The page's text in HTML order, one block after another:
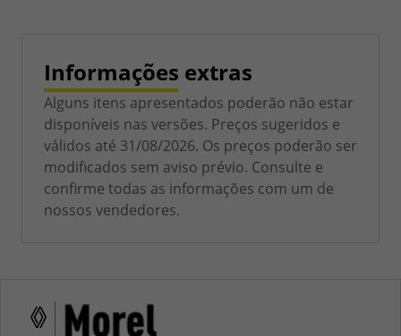
Informações extras
Alguns itens apresentados poderão não estar
disponíveis nas versões. Preços sugeridos e
válidos até 31/08/2026. Os preços poderão ser
modificados sem aviso prévio. Consulte e
confirme todas as informações com um de
nossos vendedores.